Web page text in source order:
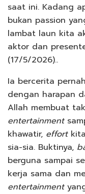
saat ini. Kadang
bukan passion
lambat laun kita
aktor dan
(17/5/2026)..
Ia bercerita
dengan harapan
Allah membuat
entertainment
khawatir, effort
sia-sia. Buktinya,
berguna sampai
kerja sama dan
entertainment